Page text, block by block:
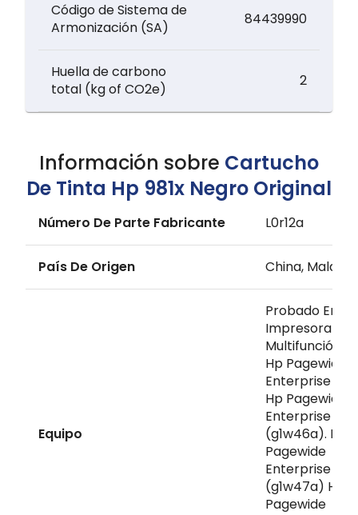
Código de Sistema de
Armonización (SA)
84439990
Huella de carbono
total (kg of CO2e)
2
Información sobre Cartucho
De Tinta Hp 981x Negro Original
Número De Parte Fabricante L0r12a
País De Origen China, Malasia
Equipo
Probado En La
Impresora
Multifunción
Hp Pagewide
Enterprise
Hp Pagewide
Enterprise
(g1w46a). Hp
Pagewide
Enterprise
(g1w47a) Hp
Pagewide